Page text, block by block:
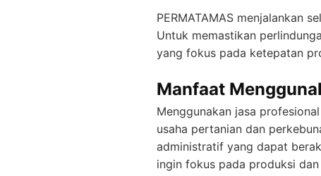
PERMATAMAS menjalankan
Untuk memastikan
yang fokus pada ketepatan
Manfaat
Menggunakan jasa
usaha pertanian dan
administratif yang dapat
ingin fokus pada produksi dan